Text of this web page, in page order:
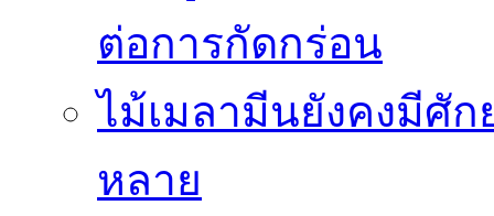
ต่อการกัดกร่อน
ไม้เมลามีนยังคงมีศั
หลาย